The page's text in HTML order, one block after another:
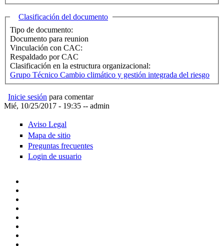
Ocultar
Clasificación del documento
Tipo de documento:
Documento para reunion
Vinculación con CAC:
Respaldado por CAC
Clasificación en la estructura organizacional:
Grupo Técnico Cambio climático y gestión integrada del riesgo
Inicie sesión para comentar
Mié, 10/25/2017 - 19:35 -- admin
Aviso Legal
Mapa de sitio
Preguntas frecuentes
Login de usuario